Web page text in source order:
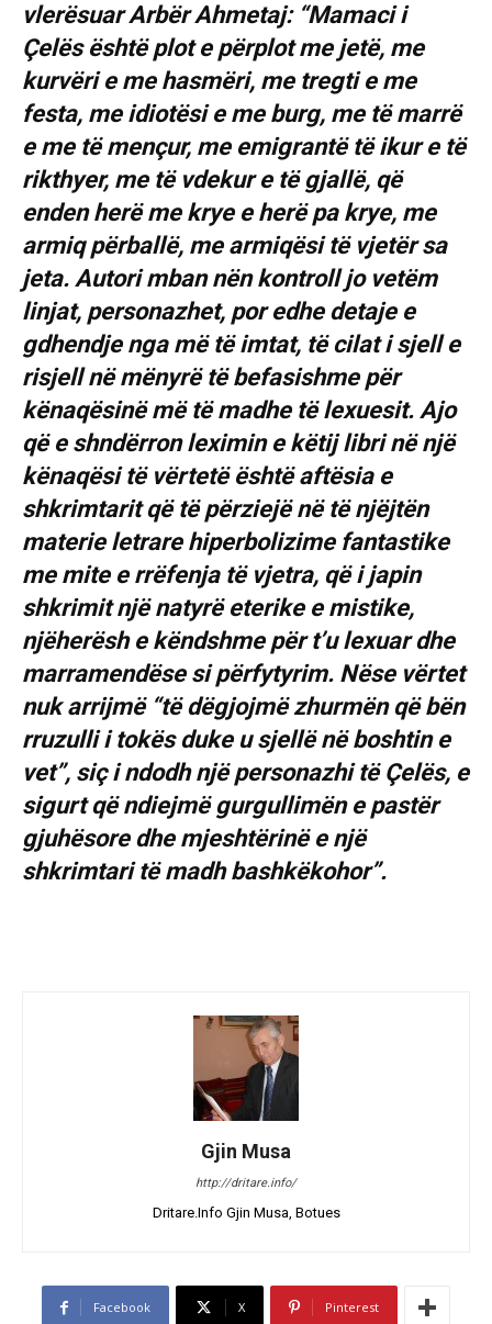
vlerësuar Arbër Ahmetaj: “Mamaci i
Çelës është plot e përplot me jetë, me
kurvëri e me hasmëri, me tregti e me
festa, me idiotësi e me burg, me të marrë
e me të mençur, me emigrantë të ikur e të
rikthyer, me të vdekur e të gjallë, që
enden herë me krye e herë pa krye, me
armiq përballë, me armiqësi të vjetër sa
jeta. Autori mban nën kontroll jo vetëm
linjat, personazhet, por edhe detaje e
gdhendje nga më të imtat, të cilat i sjell e
risjell në mënyrë të befasishme për
kënaqësinë më të madhe të lexuesit. Ajo
që e shndërron leximin e këtij libri në një
kënaqësi të vërtetë është aftësia e
shkrimtarit që të përziejë në të njëjtën
materie letrare hiperbolizime fantastike
me mite e rrëfenja të vjetra, që i japin
shkrimit një natyrë eterike e mistike,
njëherësh e këndshme për t’u lexuar dhe
marramendëse si përfytyrim. Nëse vërtet
nuk arrijmë “të dëgjojmë zhurmën që bën
rruzulli i tokës duke u sjellë në boshtin e
vet”, siç i ndodh një personazhi të Çelës, e
sigurt që ndiejmë gurgullimën e pastër
gjuhësore dhe mjeshtërinë e një
shkrimtari të madh bashkëkohor”.
Gjin Musa
http://dritare.info/
Dritare.Info Gjin Musa, Botues
Facebook X Pinterest